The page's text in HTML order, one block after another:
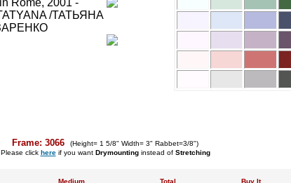
Frame: 3066
(Height= 1 5/8" Width= 3" Rabbet=3/8")
Please click hereif you want Drymountinginstead of Stretching
Medium Total Buy It